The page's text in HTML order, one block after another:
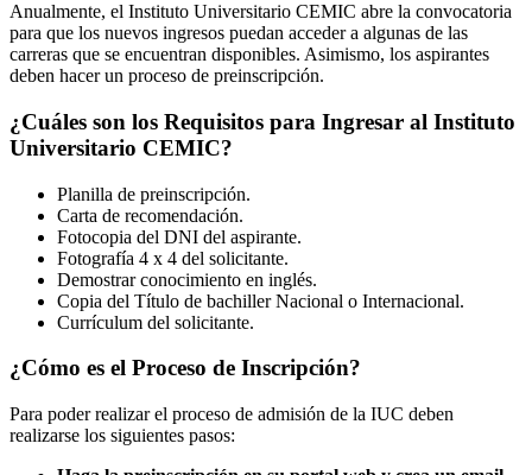
Anualmente, el Instituto Universitario CEMIC abre la convocatoria
para que los nuevos ingresos puedan acceder a algunas de las
carreras que se encuentran disponibles. Asimismo, los aspirantes
deben hacer un proceso de preinscripción.
¿Cuáles son los Requisitos para Ingresar al Instituto
Universitario CEMIC?
Planilla de preinscripción.
Carta de recomendación.
Fotocopia del DNI del aspirante.
Fotografía 4 x 4 del solicitante.
Demostrar conocimiento en inglés.
Copia del Título de bachiller Nacional o Internacional.
Currículum del solicitante.
¿Cómo es el Proceso de Inscripción?
Para poder realizar el proceso de admisión de la IUC deben
realizarse los siguientes pasos: